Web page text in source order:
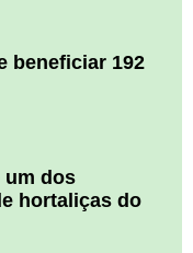
beneficiar 192
um dos
hortaliças do